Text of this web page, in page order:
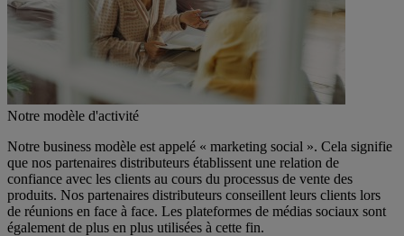
Notre modèle d'activité
Notre business modèle est appelé « marketing social ». Cela signifie
que nos partenaires distributeurs établissent une relation de
confiance avec les clients au cours du processus de vente des
produits. Nos partenaires distributeurs conseillent leurs clients lors
de réunions en face à face. Les plateformes de médias sociaux sont
également de plus en plus utilisées à cette fin.